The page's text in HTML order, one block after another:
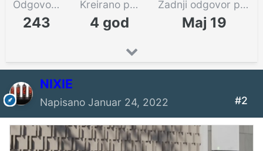
Odgovora
243
Kreirano pre
4 god
Zadnji odgovor pre
Maj 19
NIXIE
Napisano Januar 24, 2022 #2